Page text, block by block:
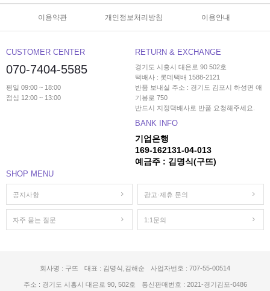
이용약관 개인정보처리방침 이용안내
CUSTOMER CENTER
070-7404-5585
평일 09:00 ~ 18:00
점심 12:00 ~ 13:00
RETURN & EXCHANGE
경기도 시흥시 대은로 90 502호
택배사 : 롯데택배 1588-2121
반품 보내실 주소 : 경기도 김포시 하성면 애
기봉로 750
반드시 지정택배사로 반품 요청해주세요.
BANK INFO
기업은행
169-162131-04-013
예금주 : 김명식(구뜨)
SHOP MENU
공지사항 광고·제휴 문의
자주 묻는 질문 1:1문의
회사명 : 구뜨 대표 : 김명식,김해순 사업자번호 : 707-55-00514
주소 : 경기도 시흥시 대은로 90, 502호 통신판매번호 : 2021-경기김포-0486